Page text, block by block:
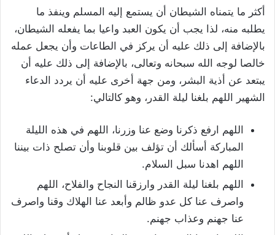
أكثر ما يتمناه الشيطان أن يستمع إليه المسلم وينفذ ما
يطلبه منه، لذا يجب أن يكون العبد واعيا بما يفعله الشيطان،
بالإضافة إلى ذلك عليه أن يركز في الطاعات وأن يجعل عمله
خالصا لوجه الله سبحانه وتعالى، بالإضافة إلى ذلك عليه أن
يبتعد عن أذية البشر، ومن جهة أخرى عليه أن يردد الدعاء
الشهير اللهم بلغنا ليلة القدر، وهو كالتالي:
اللهم ارفع ذكرنا وضع عنا وزرنا، اللهم في هذه الليلة
المباركة أسألك أن تؤلف بين قلوبنا وأن تصلح ذات بيننا
اللهم اهدنا سبل السلام.
اللهم بلغنا ليلة القدر وارزقنا النجاح والفلاح، اللهم
واصرف عنا كل عدو ظالم وأبعد عنا الهلاك وقنا واصرف
عنا جهنم وعذاب جهنم.